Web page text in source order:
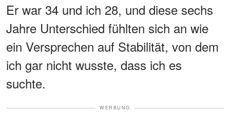
Er war 34 und ich 28, und diese sechs
Jahre Unterschied fühlten sich an wie
ein Versprechen auf Stabilität, von dem
ich gar nicht wusste, dass ich es
suchte.
WERBUNG